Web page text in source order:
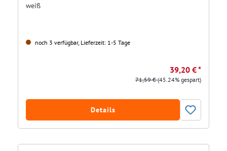
weiß
noch 3 verfügbar, Lieferzeit: 1-5 Tage
39,20 € *
71,59 €(45.24% gespart)
Details